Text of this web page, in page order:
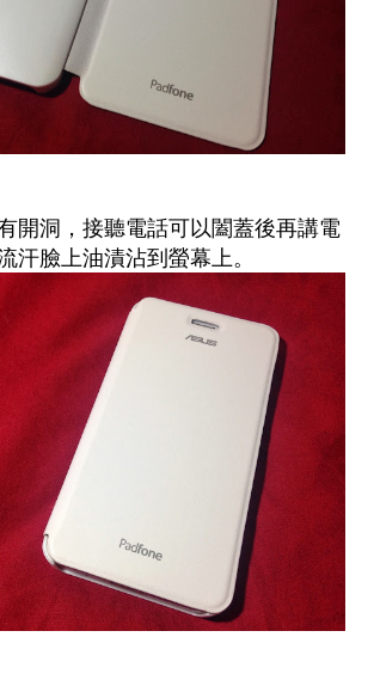
開洞，接聽電話可以闔蓋後再講電
汗臉上油漬沾到螢幕上。